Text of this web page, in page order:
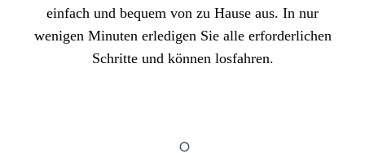
einfach und bequem von zu Hause aus. In nur
wenigen Minuten erledigen Sie alle erforderlichen
Schritte und können losfahren.